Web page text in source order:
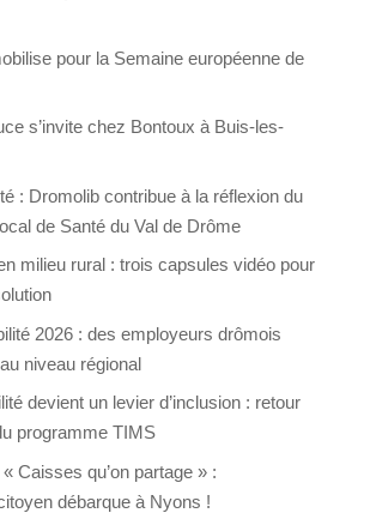
pour la Semaine européenne de
s’invite chez Bontoux à Buis-les-
: Dromolib contribue à la réflexion du
de Santé du Val de Drôme
milieu rural : trois capsules vidéo pour
2026 : des employeurs drômois
niveau régional
devient un levier d’inclusion : retour
programme TIMS
Caisses qu’on partage » :
débarque à Nyons !